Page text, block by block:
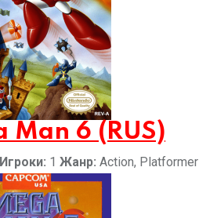
Man 6 (RUS)
Игроки: 1 Жанр: Action, Platformer